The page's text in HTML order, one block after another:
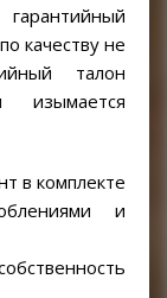
качеству не
талон
изымается
в комплекте
и